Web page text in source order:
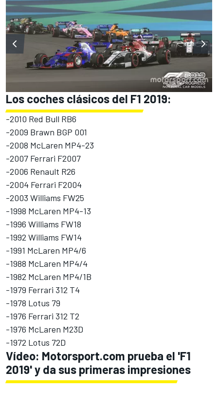
Los coches clásicos del F1 2019:
-2010 Red Bull RB6
-2009 Brawn BGP 001
-2008 McLaren MP4-23
-2007 Ferrari F2007
-2006 Renault R26
-2004 Ferrari F2004
-2003 Williams FW25
-1998 McLaren MP4-13
-1996 Williams FW18
-1992 Williams FW14
-1991 McLaren MP4/6
-1988 McLaren MP4/4
-1982 McLaren MP4/1B
-1979 Ferrari 312 T4
-1978 Lotus 79
-1976 Ferrari 312 T2
-1976 McLaren M23D
-1972 Lotus 72D
Vídeo: Motorsport.com prueba el 'F1
2019' y da sus primeras impresiones